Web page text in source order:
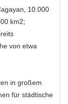
10.000
km2;
von etwa
in großem
für städtische